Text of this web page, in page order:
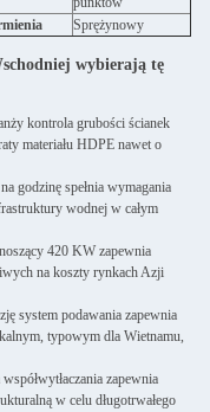
Sprężynowy
wybierają tę
kontrola grubości ścianek
materiału HDPE nawet o
godzinę spełnia wymagania
wodnej w całym
420 KW zapewnia
na koszty rynkach Azji
system podawania zapewnia
typowym dla Wietnamu,
zapewnia
w celu długotrwałego